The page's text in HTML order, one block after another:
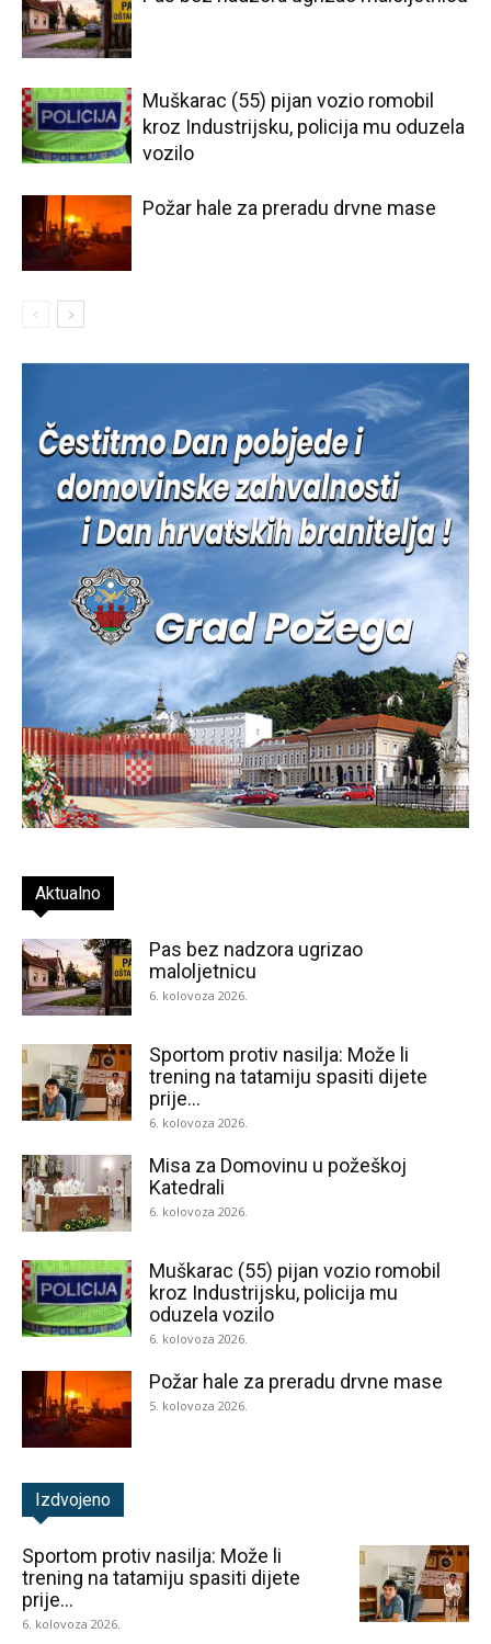
Muškarac (55) pijan vozio romobil
kroz Industrijsku, policija mu oduzela
vozilo
Požar hale za preradu drvne mase
Aktualno
Pas bez nadzora ugrizao
maloljetnicu
6. kolovoza 2026.
Sportom protiv nasilja: Može li
trening na tatamiju spasiti dijete
prije...
6. kolovoza 2026.
Misa za Domovinu u požeškoj
Katedrali
6. kolovoza 2026.
Muškarac (55) pijan vozio romobil
kroz Industrijsku, policija mu
oduzela vozilo
6. kolovoza 2026.
Požar hale za preradu drvne mase
5. kolovoza 2026.
Izdvojeno
Sportom protiv nasilja: Može li
trening na tatamiju spasiti dijete
prije...
6. kolovoza 2026.